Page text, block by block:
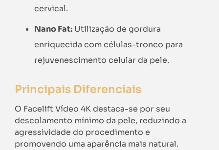
cervical.
Nano Fat: Utilização de gordura
enriquecida com células-tronco para
rejuvenescimento celular da pele.
Principais Diferenciais
O Facelift Vídeo 4K destaca-se por seu
descolamento mínimo da pele, reduzindo a
agressividade do procedimento e
promovendo uma aparência mais natural.